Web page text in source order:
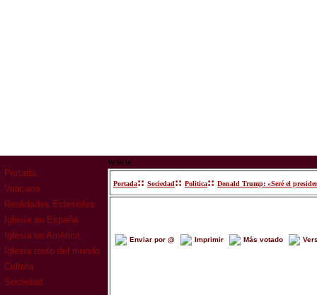
Portada
Vaticano
Realidades Eclesiales
Iglesia en España
Iglesia en América
Iglesia resto del mundo
Cultura
Sociedad
www
Portada:: Sociedad:: Politica:: Donald Trump: «Seré el
Enviar por @ Imprimir Más votado